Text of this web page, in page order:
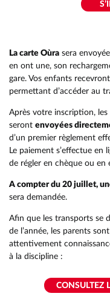
La carte Oùra sera
en ont une, son
gare. Vos enfants
permettant d’accéder au
Après votre inscription,
seront envoyées
d’un premier règlement
Le paiement s’effectue en
de régler en chèque ou en
A compter du 20 juillet,
sera demandée.
Afin que les transports se
de l’année, les parents
attentivement
à la discipline :
CONSULTEZ